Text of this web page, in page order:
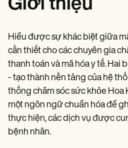
Comparisons
Apps
ICD Codes
Procedure Codes
Superbill Template
SOAP Note Template
Treatment Plan Template
Informed Consent Form
Social Work Treatment Plans
DAR Note Template
Patient Visit Summary Template
Help Center
Demos
Giới thiệu
Hiểu được sự khác biệt giữa
cần thiết cho các chuyên gia
thanh toán và mã hóa y tế. Hai
- tạo thành nền tảng của hệ
thống chăm sóc sức khỏe Hoa
một ngôn ngữ chuẩn hóa để
thực hiện, các dịch vụ được
bệnh nhân.